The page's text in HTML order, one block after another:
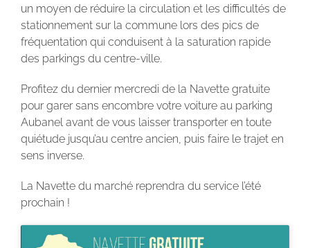
un moyen de réduire la circulation et les difficultés de
stationnement sur la commune lors des pics de
fréquentation qui conduisent à la saturation rapide
des parkings du centre-ville.
Profitez du dernier mercredi de la Navette gratuite
pour garer sans encombre votre voiture au parking
Aubanel avant de vous laisser transporter en toute
quiétude jusqu’au centre ancien, puis faire le trajet en
sens inverse.
La Navette du marché reprendra du service l’été
prochain !